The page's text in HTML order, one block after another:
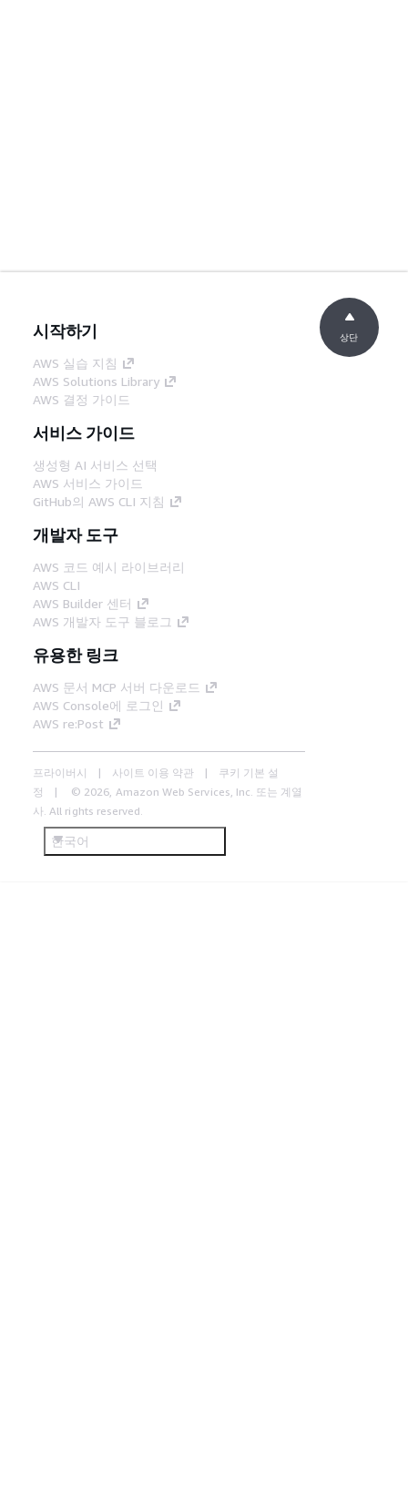
시작하기
AWS 실습 지침
AWS Solutions Library
AWS 결정 가이드
서비스 가이드
생성형 AI 서비스 선택
AWS 서비스 가이드
GitHub의 AWS CLI 지침
개발자 도구
AWS 코드 예시 라이브러리
AWS CLI
AWS Builder 센터
AWS 개발자 도구 블로그
유용한 링크
AWS 문서 MCP 서버 다운로드
AWS Console에 로그인
AWS re:Post
프라이버시 사이트 이용 약관
쿠키 기본 설
정
© 2026, Amazon Web Services, Inc. 또는 계열
사. All rights reserved.
한국어
상단